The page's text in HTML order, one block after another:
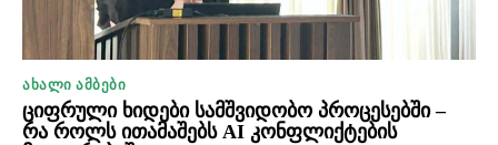
ᲐᲮᲐᲚᲘ ᲐᲛᲑᲔᲑᲘ
ციფრული ხიდები სამშვიდობო პროცესებში –
რა როლს ითამაშებს AI კონფლიქტების